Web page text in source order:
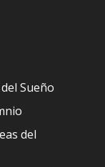
Sueño
del